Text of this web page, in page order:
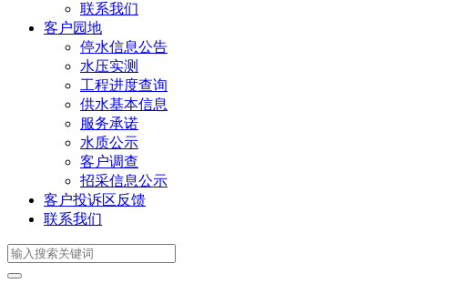
联系我们
客户园地
停水信息公告
水压实测
工程进度查询
供水基本信息
服务承诺
水质公示
客户调查
招采信息公示
客户投诉区反馈
联系我们